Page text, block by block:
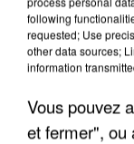
following
requested; Use
other data sources;
information
Vous pouvez
et fermer", ou